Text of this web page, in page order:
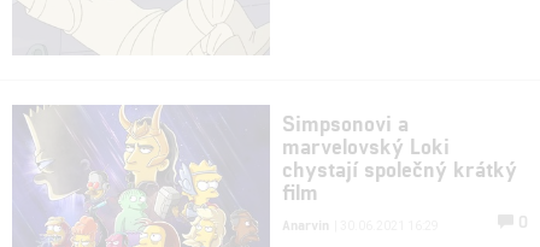
Simpsonovi a
marvelovský Loki
chystají společný krátký
film
Anarvin 0